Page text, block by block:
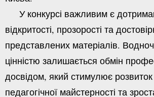
У конкурсі важливим є
відкритості, прозорості та
представлених матеріалів.
цінністю залишається обмін
досвідом, який стимулює розвиток
педагогічної майстерності та